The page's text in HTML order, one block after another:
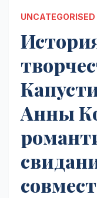
UNCATEGORISED
Анны